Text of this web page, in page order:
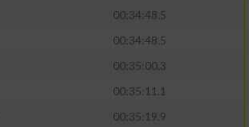
00:34:48.5
00:34:48.5
00:35:00.3
00:35:11.1
00:35:19.9